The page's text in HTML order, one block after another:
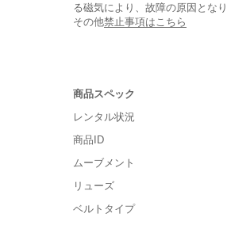
る磁気により、故障の原因とな
その他禁止事項はこちら
商品スペック
レンタル状況
商品ID
ムーブメント
リューズ
ベルトタイプ
■重さ(ベルト込み)
■ケースの大きさ